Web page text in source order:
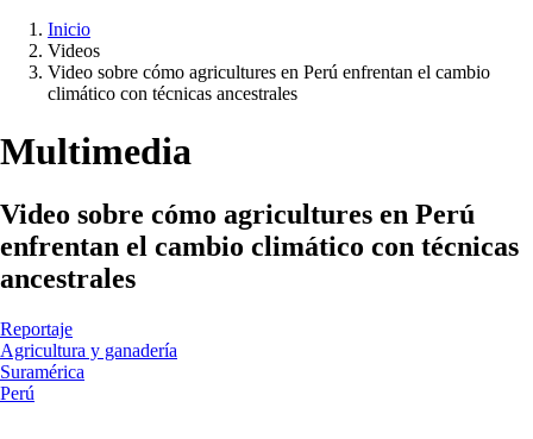
Ruta
Inicio
Videos
Video sobre cómo agricultures en Perú enfrentan el cambio
climático con técnicas ancestrales
Multimedia
Video sobre cómo agricultures en Perú
enfrentan el cambio climático con técnicas
ancestrales
Reportaje
Agricultura y ganadería
Suramérica
Perú